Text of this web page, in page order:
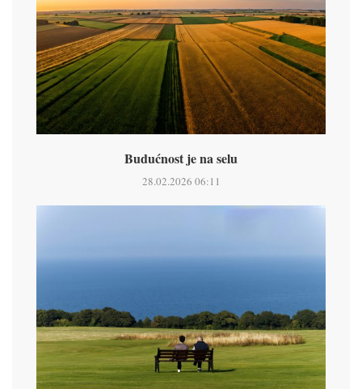
Budućnost je na selu
28.02.2026 06:11